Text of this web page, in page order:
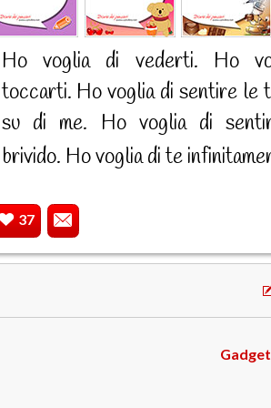
Ho voglia di vederti. Ho
toccarti. Ho voglia di sentire le
su di me. Ho voglia di
brivido. Ho voglia di te
37